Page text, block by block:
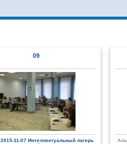
09
2015-11-07 Интеллектуальный лагерь